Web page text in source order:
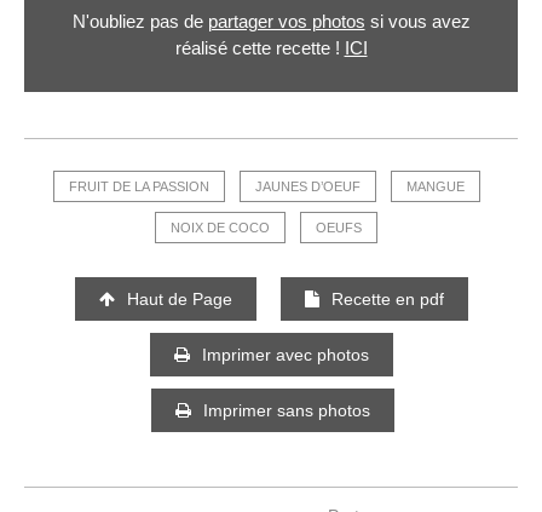
N'oubliez pas de partager vos photos si vous avez
réalisé cette recette ! ICI
FRUIT DE LA PASSION JAUNES D’OEUF MANGUE
NOIX DE COCO OEUFS
Haut de Page Recette en pdf
Imprimer avec photos
Imprimer sans photos